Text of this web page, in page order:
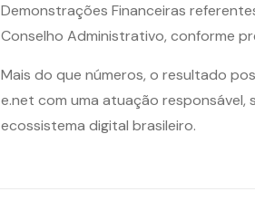
Demonstrações Financeiras
Conselho Administrativo, conforme
Mais do que números, o resultado
e.net com uma atuação
ecossistema digital brasileiro.